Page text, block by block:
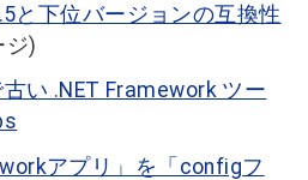
と下位バージョンの互換性
ジ)
い .NET Framework ツー
アプリ」を「configフ